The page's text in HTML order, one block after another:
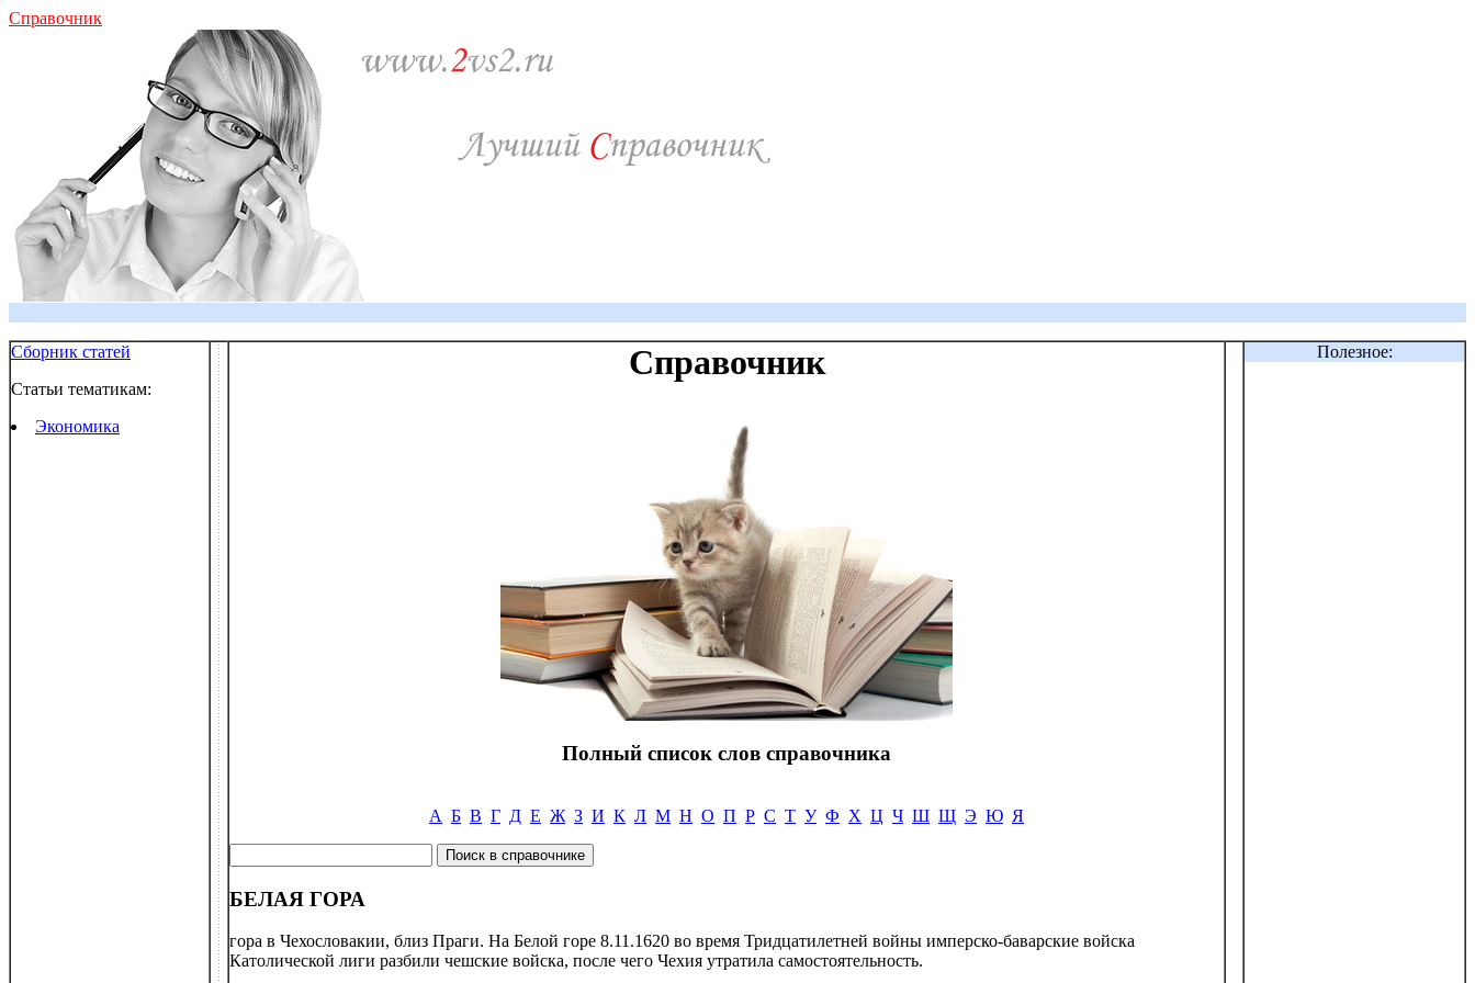
Справочник
Сборник статей
Статьи тематикам:
Экономика
Справочник
Полный список слов справочника
А Б В Г Д Е Ж З И К Л М Н О П Р С Т У Ф Х Ц Ч Ш Щ Э Ю Я
БЕЛАЯ ГОРА
гора в Чехословакии, близ Праги. На Белой горе 8.11.1620 во время Тридцатилетней войны имперско-баварские войска
Католической лиги разбили чешские войска, после чего Чехия утратила самостоятельность.
Полезное: